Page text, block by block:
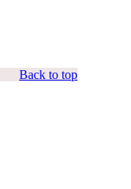
Back to top